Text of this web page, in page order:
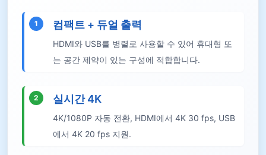
1 컴팩트 + 듀얼 출력
HDMI와 USB를 병렬로 사용할 수 있어 휴대형 또
는 공간 제약이 있는 구성에 적합합니다.
2 실시간 4K
4K/1080P 자동 전환, HDMI에서 4K 30 fps, USB
에서 4K 20 fps 지원.